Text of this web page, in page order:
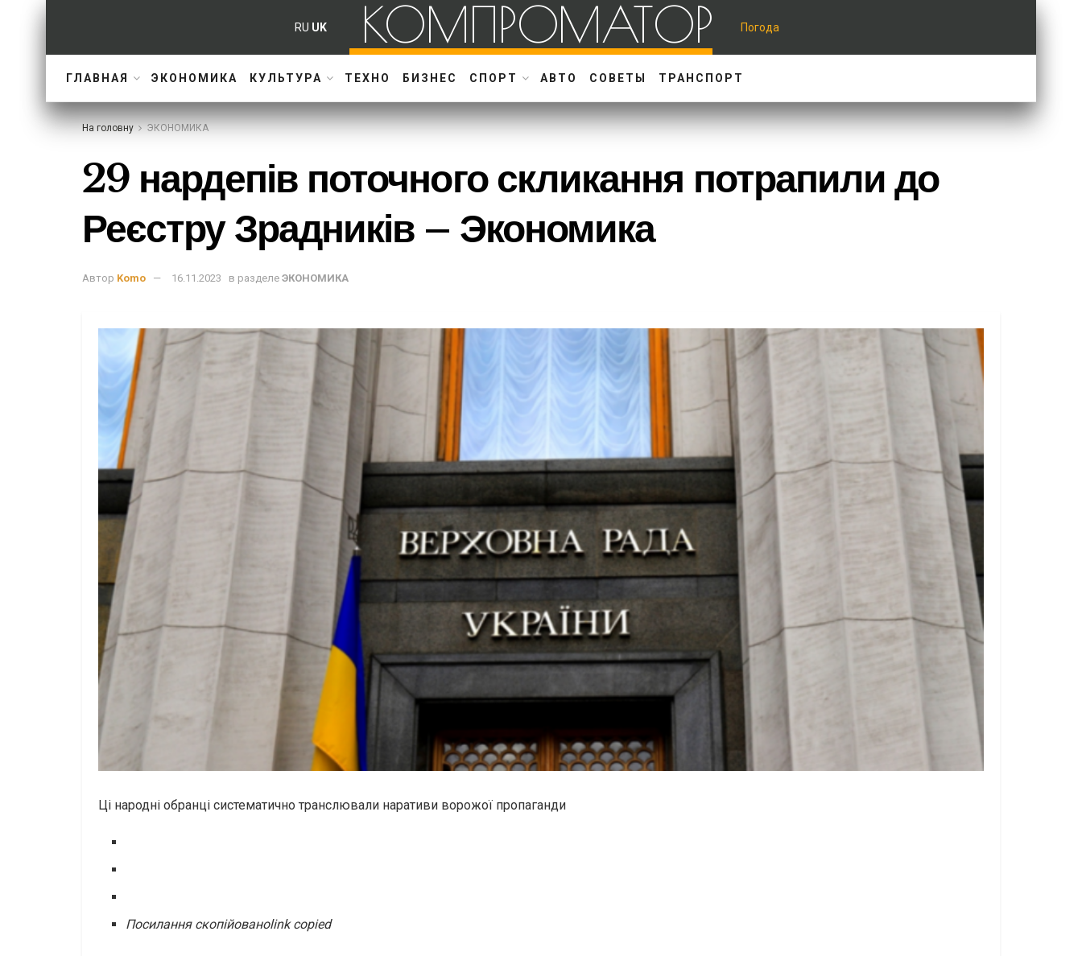
RU UK КОМПРОМАТОР Погода
ГЛАВНАЯ ЭКОНОМИКА КУЛЬТУРА ТЕХНО БИЗНЕС СПОРТ АВТО СОВЕТЫ ТРАНСПОРТ
На головну ЭКОНОМИКА
29 нардепів поточного скликання потрапили до
Реєстру Зрадників – Экономика
Автор Komo 16.11.2023 в разделе ЭКОНОМИКА
Ці народні обранці систематично транслювали наративи ворожої пропаганди
Посилання скопійованоlink copied